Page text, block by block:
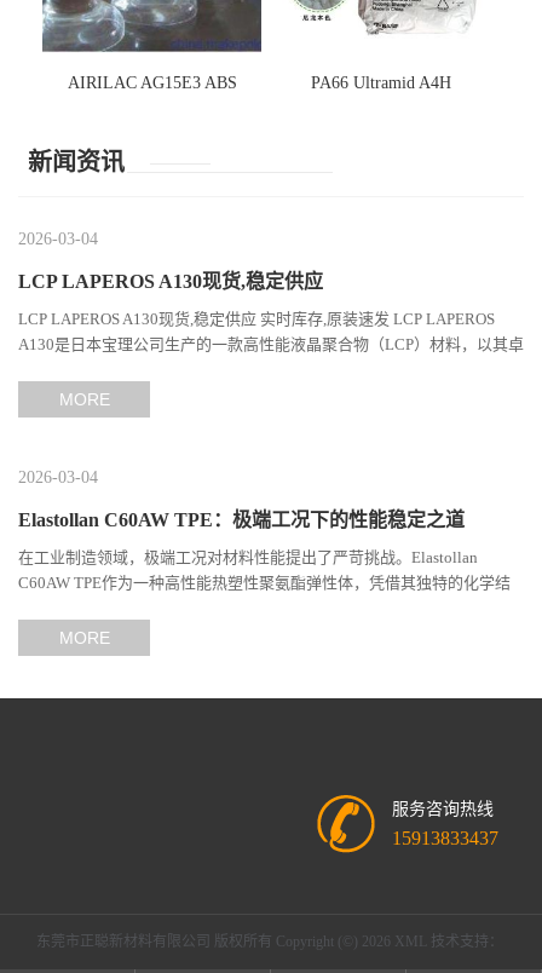
AIRILAC AG15E3 ABS PA66 Ultramid A4H
新闻资讯
2026-03-04
LCP LAPEROS A130现货,稳定供应
LCP LAPEROS A130现货,稳定供应 实时库存,原装速发 LCP LAPEROS
A130是日本宝理公司生产的一款高性能液晶聚合物（LCP）材料，以其卓
MORE
2026-03-04
Elastollan C60AW TPE：极端工况下的性能稳定之道
在工业制造领域，极端工况对材料性能提出了严苛挑战。Elastollan
C60AW TPE作为一种高性能热塑性聚氨酯弹性体，凭借其独特的化学结
MORE
服务咨询热线
15913833437
东莞市正聪新材料有限公司 版权所有 Copyright (©) 2026 XML 技术支持：